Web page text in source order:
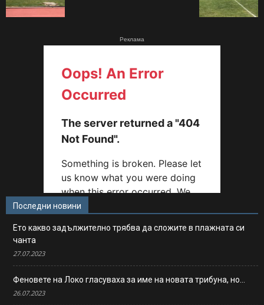
Реклама
Последни новини
Ето какво задължително трябва да сложите в плажната си
чанта
27.07.2023
Феновете на Локо гласуваха за име на новата трибуна, но…
26.07.2023